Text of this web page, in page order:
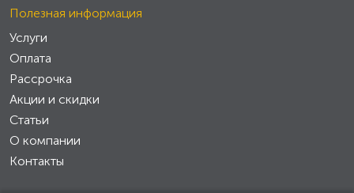
Полезная информация
Услуги
Оплата
Рассрочка
Акции и скидки
Статьи
О компании
Контакты